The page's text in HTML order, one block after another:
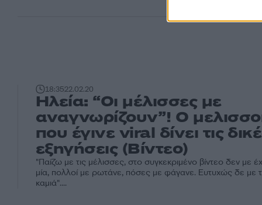
18:3522.02.20
Ηλεία: “Οι μέλισσες με
αναγνωρίζουν”! Ο
που έγινε viral δίνει τις
εξηγήσεις (Βίντεο)
"Παίζω με τις μέλισσες, στο συγκεκριμένο βίντεο δεν με
μία, πολλοί με ρωτάνε, πόσες με φάγανε. Ευτυχώς δε με
καμιά"....